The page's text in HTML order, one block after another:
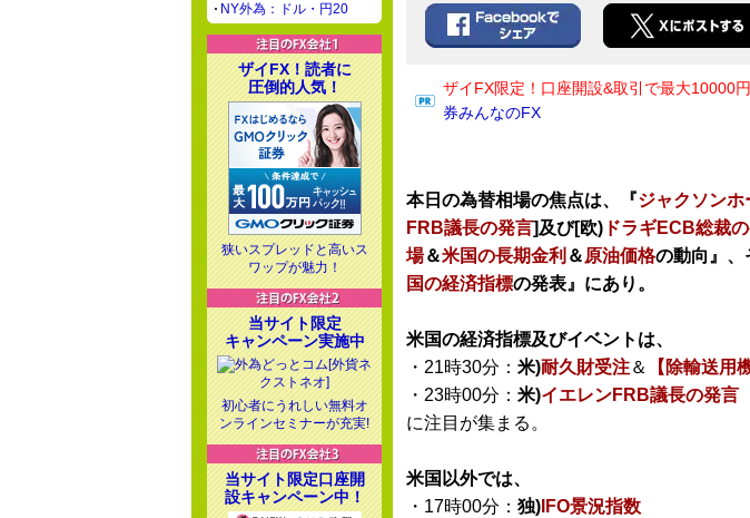
ザイFX限定！口座開設&取引で最大10000円
券みんなのFX
本日の為替相場の焦点は、『ジャクソンホ
FRB議長の発言]及び[欧) ドラギECB総裁
場＆米国の長期金利 ＆ 原油価格の動向』、
国の経済指標の発表』にあり。
米国の経済指標及びイベントは、
・21時30分： 米)耐久財受注＆
【除輸送用
・23時00分： 米)イエレンFRB議長の発言
に注目が集まる。
米国以外では、
・17時00分： 独) IFO景況指数
NY外為：ドル・円20
ザイFX！読者に
圧倒的人気！
狭いスプレッドと高いス
ワップが魅力！
当サイト限定
キャンペーン実施中
初心者にうれしい無料オ
ンラインセミナーが充実!
当サイト限定口座開
設キャンペーン中！